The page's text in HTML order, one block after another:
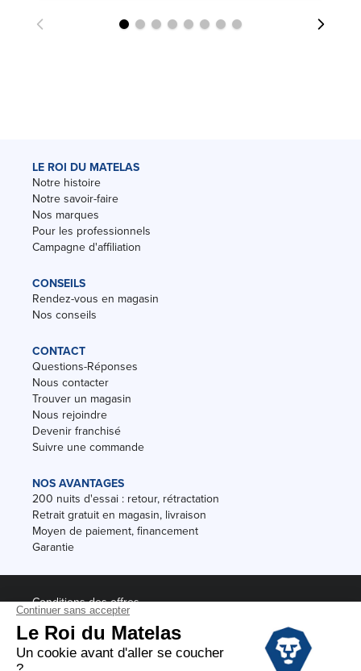
LE ROI DU MATELAS
Notre histoire
Notre savoir-faire
Nos marques
Pour les professionnels
Campagne d'affiliation
CONSEILS
Rendez-vous en magasin
Nos conseils
CONTACT
Questions-Réponses
Nous contacter
Trouver un magasin
Nous rejoindre
Devenir franchisé
Suivre une commande
NOS AVANTAGES
200 nuits d'essai : retour, rétractation
Retrait gratuit en magasin, livraison
Moyen de paiement, financement
Garantie
Conditions des offres
Black Friday
Destockage
Soldes